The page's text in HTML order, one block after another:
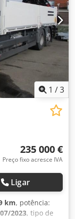
1 /3
235 000 €
Preço fixo acresce IVA
Ligar
km, potência:
07/2023, tipo de